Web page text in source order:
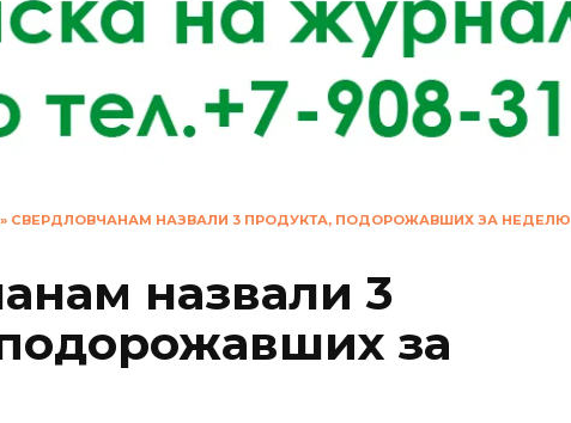
» СВЕРДЛОВЧАНАМ НАЗВАЛИ 3 ПРОДУКТА, ПОДОРОЖАВШИХ ЗА НЕДЕЛЮ
назвали 3
за